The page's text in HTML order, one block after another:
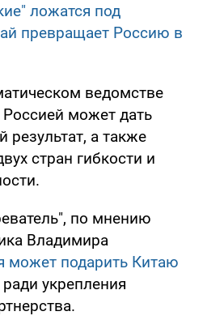
ложатся под
превращает Россию в
ведомстве
может дать
а также
стран гибкости и
по мнению
Владимира
может подарить Китаю
ради укрепления